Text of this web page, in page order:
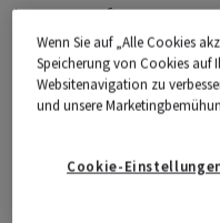
basiert auf
Entscheidungen
ein inspirierendes
Vertrauen,
Wertenbasiert:
Wenn Sie auf „Alle Cookies
Speicherung von Cookies auf
Websitenavigation zu
und unsere
Cookie-